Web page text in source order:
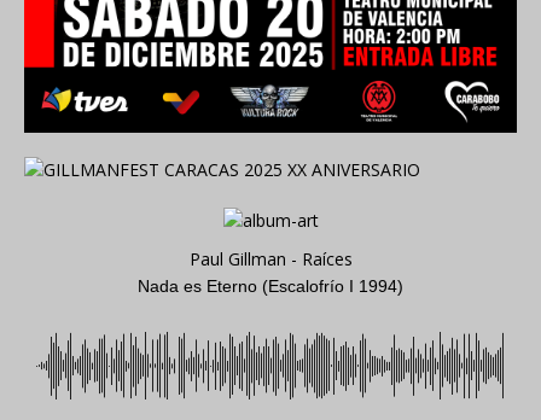
Paul Gillman - Raíces
Nada es Eterno (Escalofrío I 1994)